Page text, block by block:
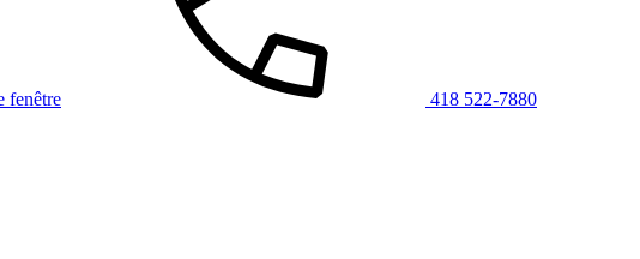
fenêtre
418 522-7880